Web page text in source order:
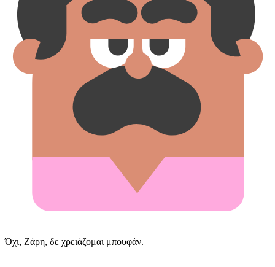
Όχι, Ζάρη, δε χρειάζομαι μπουφάν.